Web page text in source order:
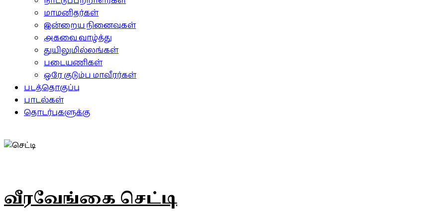
மாமனிதர்கள்
இன்றைய நினைவுகள்
அகவை வாழ்த்து
துயிலுமில்லங்கள்
படையணிகள்
ஒரே குடும்ப மாவீரர்கள்
படத்தொகுப்பு
பாடல்கள்
தொடர்புகளுக்கு
வீரவேங்கை செட்டி